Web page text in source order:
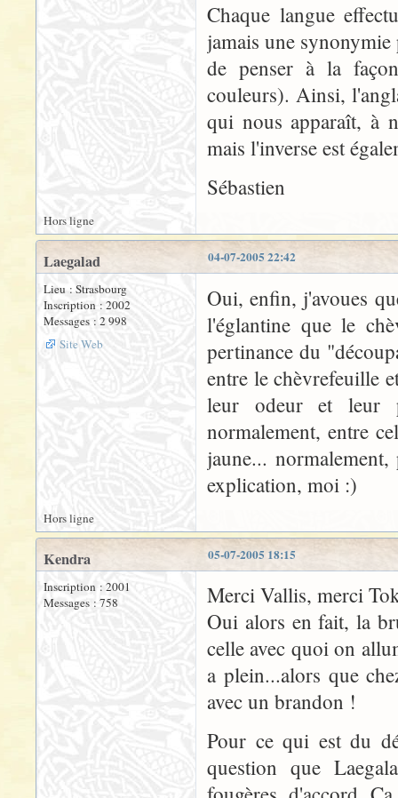
Chaque langue
jamais une
de penser à la
couleurs). Ainsi,
qui nous apparaît, à
mais l'inverse est
Sébastien
Hors ligne
04-07-2005 22:42
Laegalad
Lieu : Strasbourg
Inscription : 2002
Messages : 2 998
Site Web
Oui, enfin, j'avoues
l'églantine que le
pertinance du
entre le chèvrefeuille
leur odeur et leur
normalement, entre
jaune...
explication, moi :)
Hors ligne
05-07-2005 18:15
Kendra
Inscription : 2001
Messages : 758
Merci Vallis, merci
Oui alors en fait, la
celle avec quoi on
a plein...alors que
avec un brandon !
Pour ce qui est du
question que